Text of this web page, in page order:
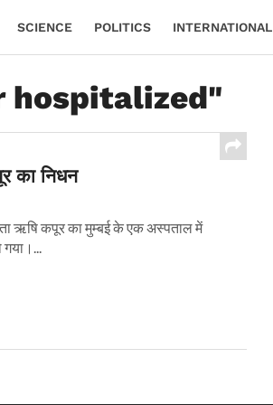
SCIENCE POLITICS INTERNATIONAL
hospitalized"
का निधन
ऋषि कपूर का मुम्बई के एक अस्पताल में
गया।...